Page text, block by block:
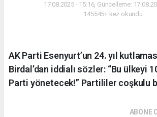
17.08.2025 - 15:16, Güncelleme:
145545+ kez okundu.
AK Parti Esenyurt’un 24. yıl
Birdal’dan iddialı sözler: “Bu ülkeyi
Parti yönetecek!” Partililer coşkulu
ABONE